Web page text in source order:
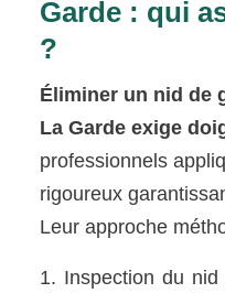
Garde : qui
?
Éliminer un nid de
La Garde exige
professionnels
rigoureux
Leur approche
Inspection du nid